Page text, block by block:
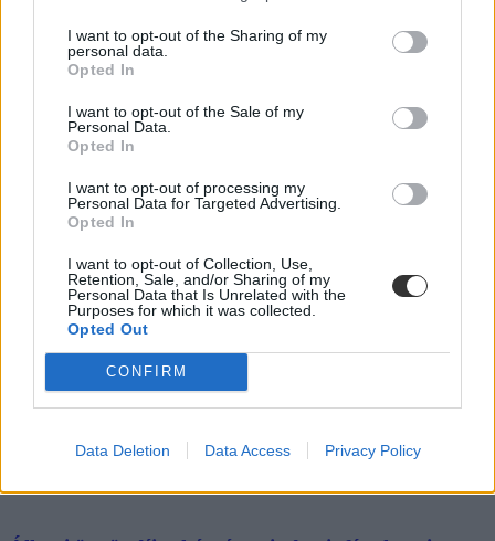
I want to opt-out of the Sharing of my
personal data.
Opted In
I want to opt-out of the Sale of my
Personal Data.
Opted In
I want to opt-out of processing my
Personal Data for Targeted Advertising.
Opted In
I want to opt-out of Collection, Use,
Retention, Sale, and/or Sharing of my
Personal Data that Is Unrelated with the
Purposes for which it was collected.
Opted Out
CONFIRM
Data Deletion Data Access Privacy Policy
Érettségi-felvételi